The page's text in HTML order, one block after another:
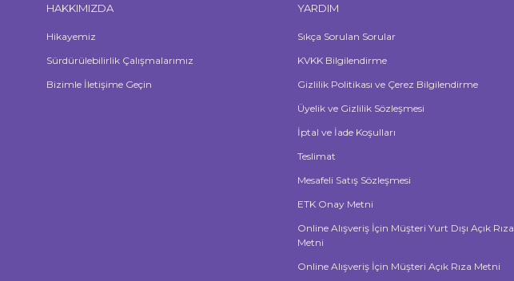
HAKKIMIZDA
Hikayemiz
Sürdürülebilirlik Çalışmalarımız
Bizimle İletişime Geçin
YARDIM
Sıkça Sorulan Sorular
KVKK Bilgilendirme
Gizlilik Politikası ve Çerez Bilgilendirme
Üyelik ve Gizlilik Sözleşmesi
İptal ve İade Koşulları
Teslimat
Mesafeli Satış Sözleşmesi
ETK Onay Metni
Online Alışveriş İçin Müşteri Yurt Dışı Açık Rıza
Metni
Online Alışveriş İçin Müşteri Açık Rıza Metni